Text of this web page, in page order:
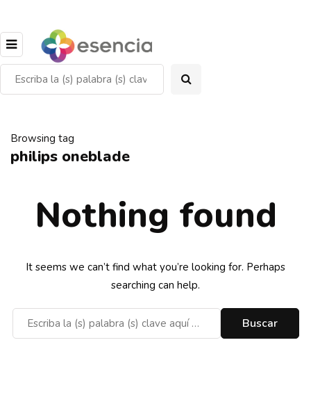
Browsing tag
philips oneblade
Nothing found
It seems we can’t find what you’re looking for. Perhaps
searching can help.